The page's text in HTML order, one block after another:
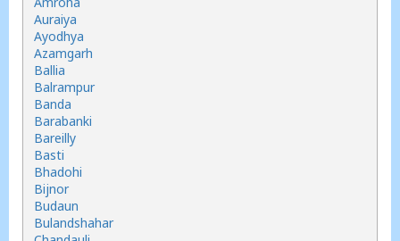
Auraiya
Ayodhya
Azamgarh
Ballia
Balrampur
Banda
Barabanki
Bareilly
Basti
Bhadohi
Bijnor
Budaun
Bulandshahar